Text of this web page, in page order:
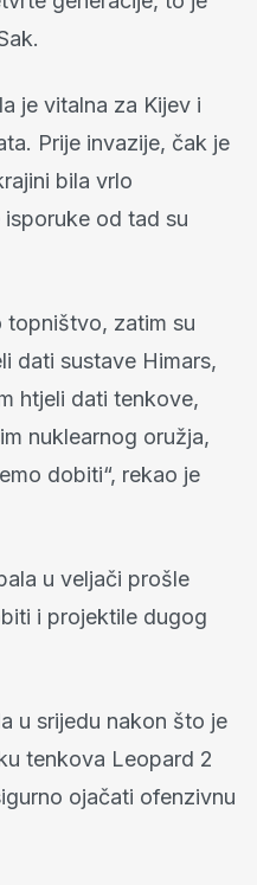
je vitalna za Kijev i
Prije invazije, čak je
bila vrlo
od tad su
topništvo, zatim su
dati sustave Himars,
htjeli dati tenkove,
nuklearnog oružja,
dobiti“, rekao je
u veljači prošle
i projektile dugog
u srijedu nakon što je
tenkova Leopard 2
ojačati ofenzivnu